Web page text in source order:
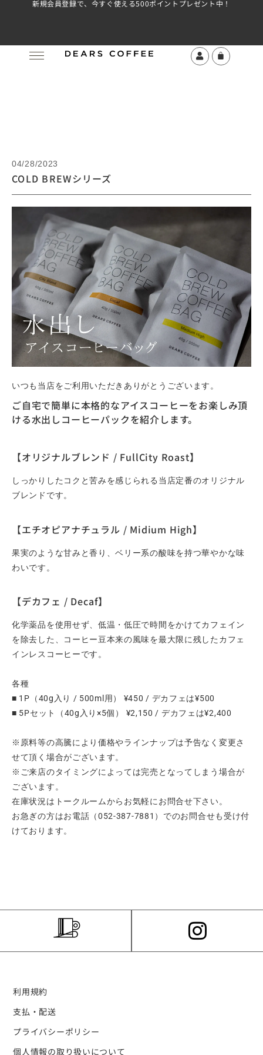
新規会員登録で、今すぐ使える500ポイントプレゼント中！
04/28/2023
COLD BREWシリーズ
いつも当店をご利用いただきありがとうございます。
ご自宅で簡単に本格的なアイスコーヒーをお楽しみ頂
ける水出しコーヒーパックを紹介します。
【オリジナルブレンド / FullCity Roast】
しっかりしたコクと苦みを感じられる当店定番のオリジナル
ブレンドです。
【エチオピアナチュラル / Midium High】
果実のような甘みと香り、ベリー系の酸味を持つ華やかな味
わいです。
【デカフェ / Decaf】
化学薬品を使用せず、低温・低圧で時間をかけてカフェイン
を除去した、コーヒー豆本来の風味を最大限に残したカフェ
インレスコーヒーです。
各種
■ 1P（40g入り / 500ml用） ¥450 / デカフェは¥500
■ 5Pセット（40g入り×5個） ¥2,150 / デカフェは¥2,400
※原料等の高騰により価格やラインナップは予告なく変更さ
せて頂く場合がございます。
※ご来店のタイミングによっては完売となってしまう場合が
ございます。
在庫状況はトークルームからお気軽にお問合せ下さい。
お急ぎの方はお電話（052-387-7881）でのお問合せも受け付
けております。
利用規約
支払・配送
プライバシーポリシー
個人情報の取り扱いについて